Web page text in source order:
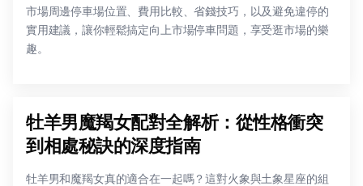
市場周邊停車場位置、費用比較、省錢技巧，以及避免違停的
實用建議，讓你輕鬆搞定向上市場停車問題，享受逛市場的樂
趣。
牡羊男魔羯女配對全解析：從性格衝突
到相處秘訣的深度指南
牡羊男和魔羯女真的適合在一起嗎？這對火象與土象星座的組